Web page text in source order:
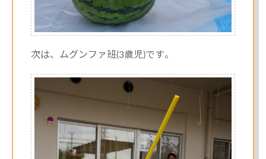
次は、ムグンファ班(3歳児)です。